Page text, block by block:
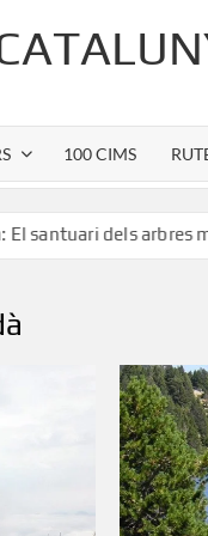
100 CIMS
monumentals